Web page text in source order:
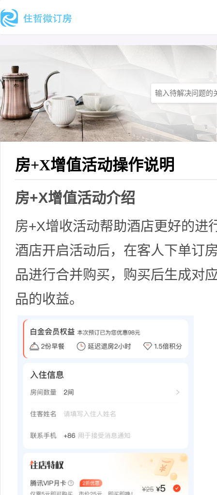
房+X增值活动操作说明
房+X增值活动介绍
房+X增收活动帮助酒店更好的进
酒店开启活动后，在客人下单订
品进行合并购买，购买后生成对
品的收益。